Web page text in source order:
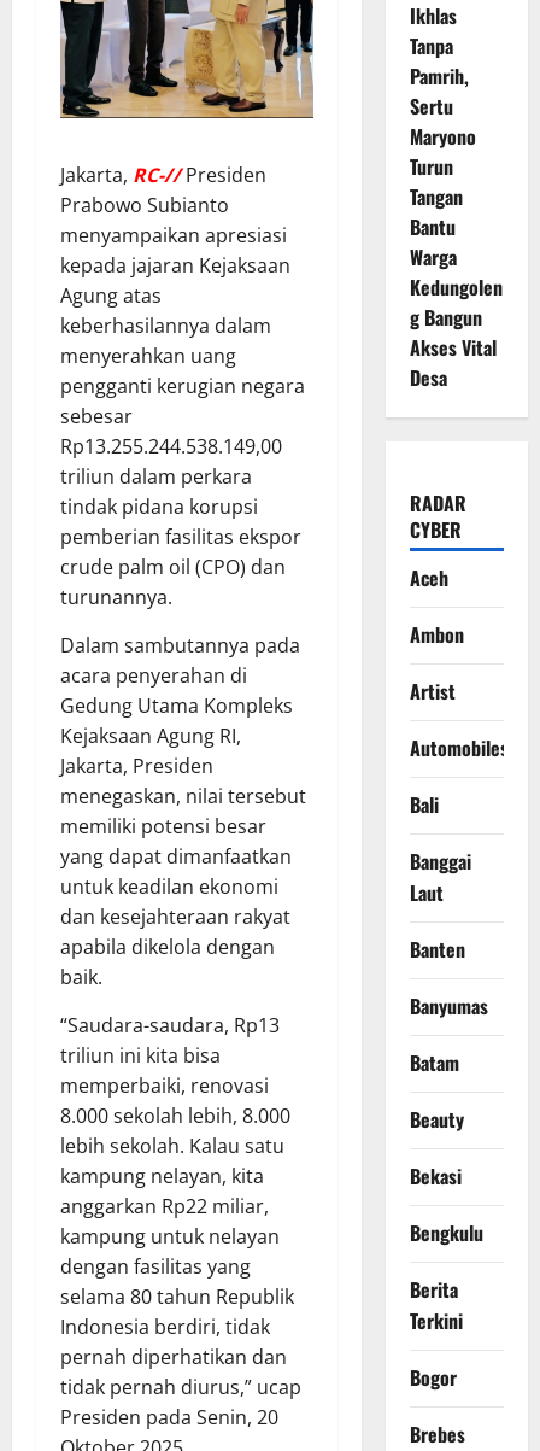
Jakarta, RC-//Presiden
Prabowo Subianto
menyampaikan apresiasi
kepada jajaran Kejaksaan
Agung atas
keberhasilannya dalam
menyerahkan uang
pengganti kerugian negara
sebesar
Rp13.255.244.538.149,00
triliun dalam perkara
tindak pidana korupsi
pemberian fasilitas ekspor
crude palm oil (CPO) dan
turunannya.
Dalam sambutannya pada
acara penyerahan di
Gedung Utama Kompleks
Kejaksaan Agung RI,
Jakarta, Presiden
menegaskan, nilai tersebut
memiliki potensi besar
yang dapat dimanfaatkan
untuk keadilan ekonomi
dan kesejahteraan rakyat
apabila dikelola dengan
baik.
“Saudara-saudara, Rp13
triliun ini kita bisa
memperbaiki, renovasi
8.000 sekolah lebih, 8.000
lebih sekolah. Kalau satu
kampung nelayan, kita
anggarkan Rp22 miliar,
kampung untuk nelayan
dengan fasilitas yang
selama 80 tahun Republik
Indonesia berdiri, tidak
pernah diperhatikan dan
tidak pernah diurus,” ucap
Presiden pada Senin, 20
Ikhlas
Tanpa
Pamrih,
Sertu
Maryono
Turun
Tangan
Bantu
Warga
Kedungolen
g Bangun
Akses Vital
Desa
RADAR
CYBER
Aceh
Ambon
Artist
Automobiles
Bali
Banggai
Laut
Banten
Banyumas
Batam
Beauty
Bekasi
Bengkulu
Berita
Terkini
Bogor
Brebes